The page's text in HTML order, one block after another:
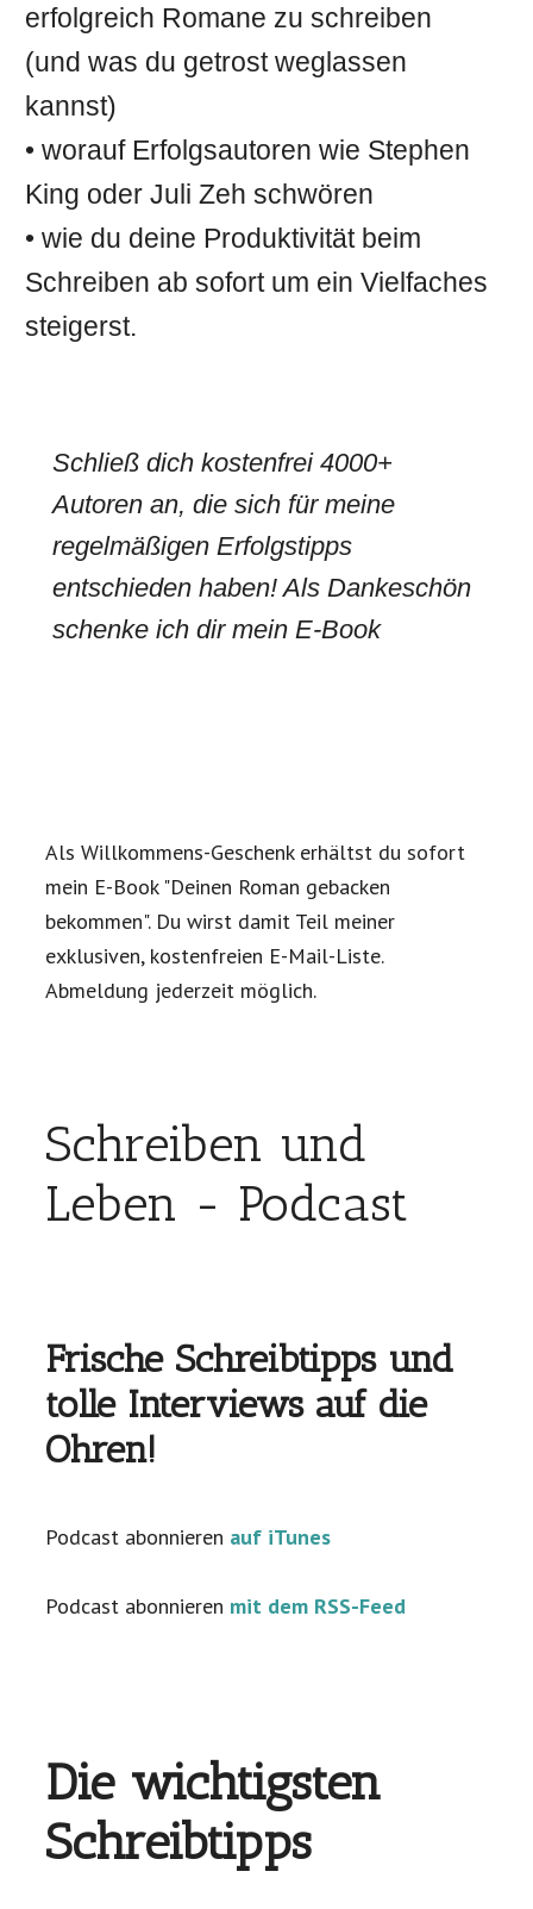
erfolgreich Romane zu schreiben
(und was du getrost weglassen
kannst)
• worauf Erfolgsautoren wie Stephen
King oder Juli Zeh schwören
• wie du deine Produktivität beim
Schreiben ab sofort um ein Vielfaches
steigerst.
Schließ dich kostenfrei 4000+
Autoren an, die sich für meine
regelmäßigen Erfolgstipps
entschieden haben! Als Dankeschön
schenke ich dir mein E-Book
Als Willkommens-Geschenk erhältst du sofort
mein E-Book "Deinen Roman gebacken
bekommen". Du wirst damit Teil meiner
exklusiven, kostenfreien E-Mail-Liste.
Abmeldung jederzeit möglich.
Schreiben und
Leben - Podcast
Frische Schreibtipps und
tolle Interviews auf die
Ohren!
Podcast abonnieren auf iTunes
Podcast abonnieren mit dem RSS-Feed
Die wichtigsten
Schreibtipps